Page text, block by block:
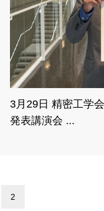
3月29日 精密工学
発表講演会 ...
2